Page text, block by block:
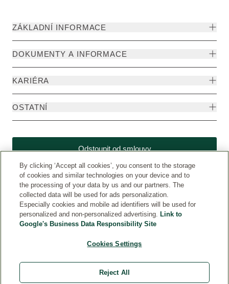
ZÁKLADNÍ INFORMACE
DOKUMENTY A INFORMACE
KARIÉRA
OSTATNÍ
Odstoupit od smlouvy
By clicking ‘Accept all cookies’, you consent to the storage
of cookies and similar technologies on your device and to
the processing of your data by us and our partners. The
collected data will be used for ads personalization.
Especially cookies and mobile ad identifiers will be used for
personalized and non-personalized advertising. Link to
Google's Business Data Responsibility Site
Cookies Settings
Reject All